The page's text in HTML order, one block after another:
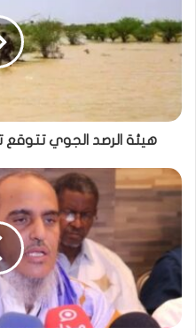
هيئة الرصد الجوي تتوقع